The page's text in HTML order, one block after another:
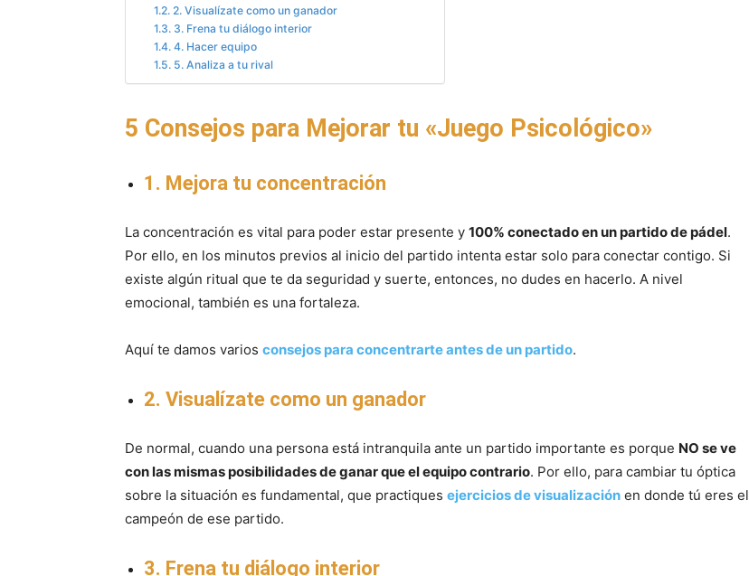
2. Visualízate como un ganador
3. Frena tu diálogo interior
4. Hacer equipo
5. Analiza a tu rival
5 Consejos para Mejorar tu «Juego Psicológico»
1. Mejora tu concentración
La concentración es vital para poder estar presente y 100% conectado en un partido de pádel.
Por ello, en los minutos previos al inicio del partido intenta estar solo para conectar contigo. Si
existe algún ritual que te da seguridad y suerte, entonces, no dudes en hacerlo. A nivel
emocional, también es una fortaleza.
Aquí te damos varios consejos para concentrarte antes de un partido.
2. Visualízate como un ganador
De normal, cuando una persona está intranquila ante un partido importante es porque NO se ve
con las mismas posibilidades de ganar que el equipo contrario. Por ello, para cambiar tu óptica
sobre la situación es fundamental, que practiques ejercicios de visualización en donde tú eres el
campeón de ese partido.
3. Frena tu diálogo interior